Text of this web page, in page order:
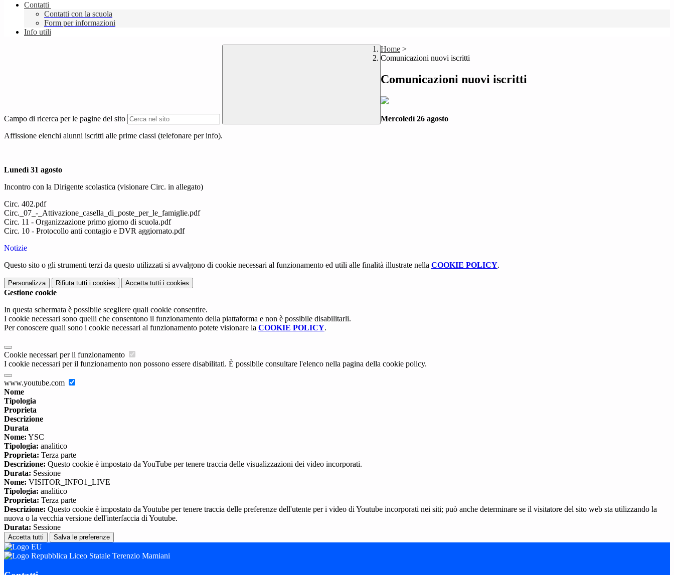
Contatti
Contatti con la scuola
Form per informazioni
Info utili
Campo di ricerca per le pagine del sito
Home >
Comunicazioni nuovi iscritti
Comunicazioni nuovi iscritti
Mercoledì 26 agosto
Affissione elenchi alunni iscritti alle prime classi (telefonare per info).
Lunedì 31 agosto
Incontro con la Dirigente scolastica (visionare Circ. in allegato)
Circ. 402.pdf
Circ._07_-_Attivazione_casella_di_poste_per_le_famiglie.pdf
Circ. 11 - Organizzazione primo giorno di scuola.pdf
Circ. 10 - Protocollo anti contagio e DVR aggiornato.pdf
Notizie
Questo sito o gli strumenti terzi da questo utilizzati si avvalgono di cookie necessari al funzionamento ed utili alle finalità illustrate nella COOKIE POLICY.
Personalizza Rifiuta tutti i cookies Accetta tutti i cookies
Gestione cookie
In questa schermata è possibile scegliere quali cookie consentire.
I cookie necessari sono quelli che consentono il funzionamento della piattaforma e non è possibile disabilitarli.
Per conoscere quali sono i cookie necessari al funzionamento potete visionare la COOKIE POLICY.
Cookie necessari per il funzionamento
I cookie necessari per il funzionamento non possono essere disabilitati. È possibile consultare l'elenco nella pagina della cookie policy.
www.youtube.com
Nome
Tipologia
Proprieta
Descrizione
Durata
Nome: YSC
Tipologia: analitico
Proprieta: Terza parte
Descrizione: Questo cookie è impostato da YouTube per tenere traccia delle visualizzazioni dei video incorporati.
Durata: Sessione
Nome: VISITOR_INFO1_LIVE
Tipologia: analitico
Proprieta: Terza parte
Descrizione: Questo cookie è impostato da Youtube per tenere traccia delle preferenze dell'utente per i video di Youtube incorporati nei siti; può anche determinare se il visitatore del sito web sta utilizzando la
nuova o la vecchia versione dell'interfaccia di Youtube.
Durata: Sessione
Accetta tutti Salva le preferenze
Liceo Statale Terenzio Mamiani